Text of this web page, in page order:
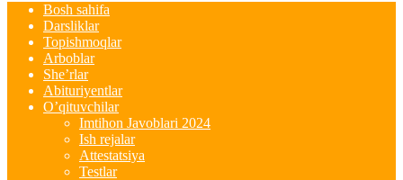
Bosh sahifa
Darsliklar
Topishmoqlar
Arboblar
She’rlar
Abituriyentlar
O’qituvchilar
Imtihon Javoblari 2024
Ish rejalar
Attestatsiya
Testlar